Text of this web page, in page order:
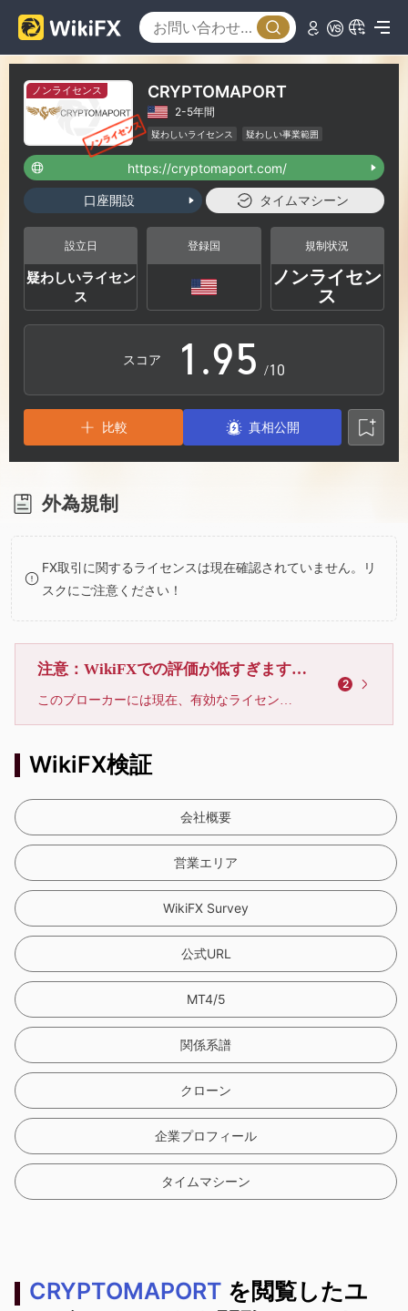
ノンライセンス CRYPTOMAPORT
2-5年間
疑わしいライセンス
疑わしい事業範囲
ハイリスクレベル
https://cryptomaport.com/
口座開設 タイムマシーン
設立日
疑わしいライセン
ス
登録国 規制状況
ノンライセン
ス
スコア
0
1
2
3
5
6
7
8
.
3
4
5
6
7
8
9
0
1
2
3
4
5
6
7
9
/10
比較 真相公開
外為規制
FX取引に関するライセンスは現在確認されていません。リ
スクにご注意ください！
注意：WikiFXでの評価が低すぎます、利用しないでください
このブローカーには現在、有効なライセンスが確認されていません。リスクにご注意下さい！
2
WikiFX検証
会社概要
営業エリア
WikiFX Survey
公式URL
MT4/5
関係系譜
クローン
企業プロフィール
タイムマシーン
CRYPTOMAPORT を閲覧したユ